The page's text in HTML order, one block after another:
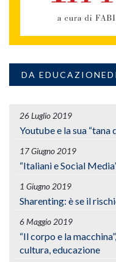
DA
26 Luglio 2019
Youtube e la sua “tana
17 Giugno 2019
“Italiani e Social
1 Giugno 2019
Sharenting: è se il
6 Maggio 2019
“Il corpo e la
cultura, educazione